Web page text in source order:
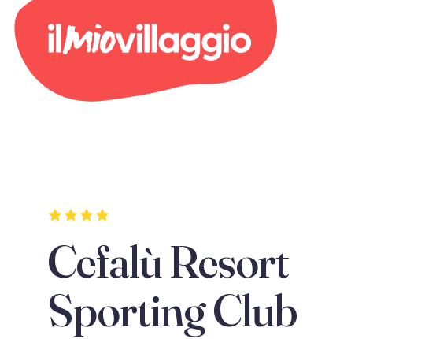
Cefalù Resort
Sporting Club